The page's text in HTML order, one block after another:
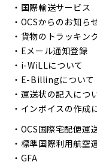
・ 国際輸送サービス
・ OCSからのお知ら
・ 貨物のトラッキン
・ Eメール通知登録
・ i-WiLLについて
・ E-Billingについて
・ 運送状の記入につ
・ インボイスの作成
・ OCS国際宅配便運
・ 標準国際利用航空
・ GFA